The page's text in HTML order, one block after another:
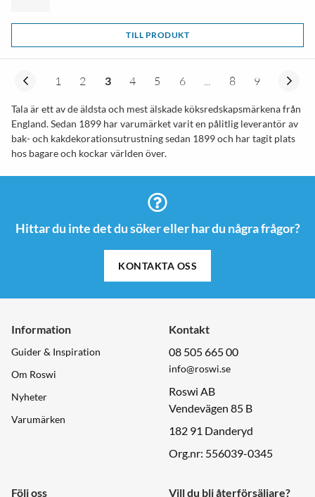
TILL PRODUKT
1 2 3 4 5 6 ... 8 9
Tala är ett av de äldsta och mest älskade köksredskapsmärkena från
England. Sedan 1899 har varumärket varit en pålitlig leverantör av
bak- och kakdekorationsutrustning sedan 1899 och har tagit plats
hos bagare och kockar världen över.
Hittar du inte det du söker eller har du några frågor?
KONTAKTA OSS
Information
Guider & Inspiration
Om Roswi
Nyheter
Varumärken
Kontakt
08 505 665 00
info@roswi.se
Roswi AB
Vendevägen 85 B
182 91 Danderyd
Org.nr: 556039-0345
Följ oss Vill du bli återförsäljare?